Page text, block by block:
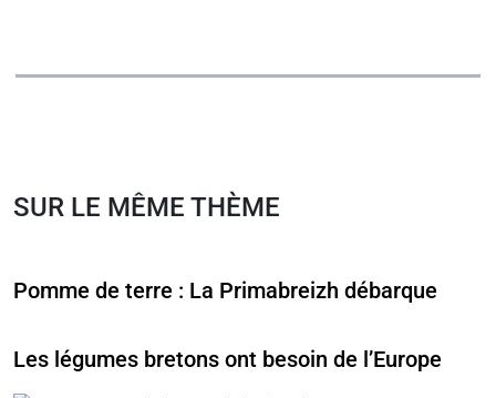
SUR LE MÊME THÈME
Pomme de terre : La Primabreizh débarque
Les légumes bretons ont besoin de l’Europe